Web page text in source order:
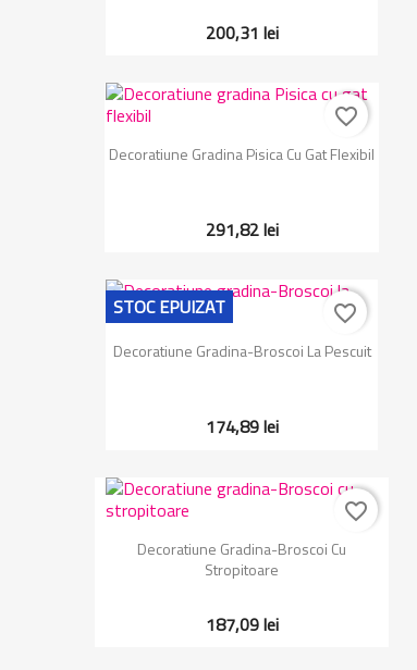
200,31 lei
 Vizualizare rapida
Decoratiune Gradina Pisica Cu Gat Flexibil
291,82 lei
favorite_border
Vizualizare rapida
Decoratiune Gradina-Broscoi La Pescuit
174,89 lei
STOC EPUIZAT
favorite_border
Vizualizare rapida
Decoratiune Gradina-Broscoi Cu
Stropitoare
187,09 lei
favorite_border